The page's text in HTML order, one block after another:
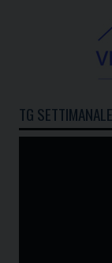
TG SETTIMANALE